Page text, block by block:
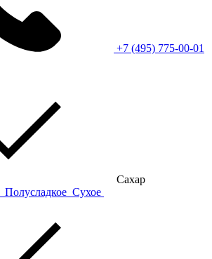
+7 (495) 775-00-01
Сахар
Полусладкое Сухое